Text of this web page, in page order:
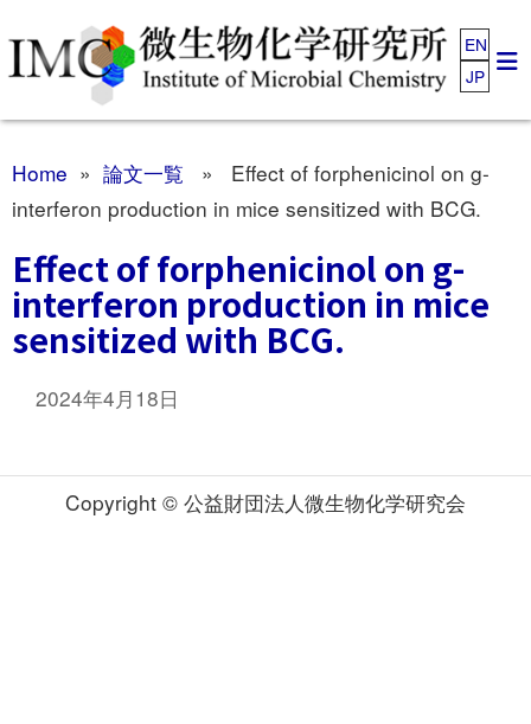
EN
JP
Home » 論文一覧 » Effect of forphenicinol on g-
interferon production in mice sensitized with BCG.
Effect of forphenicinol on g-
interferon production in mice
sensitized with BCG.
2024年4月18日
Copyright © 公益財団法人微生物化学研究会